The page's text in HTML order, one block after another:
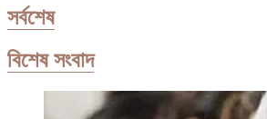
সর্বশেষ
বিশেষ সংবাদ